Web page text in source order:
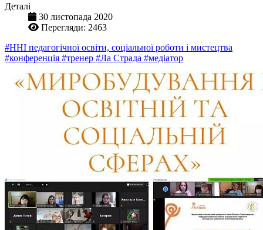
Деталі
30 листопада 2020
Перегляди: 2463
#ННІ педагогічної освіти, соціальної роботи і мистецтва
#конференція #тренер #Ла Страда #медіатор